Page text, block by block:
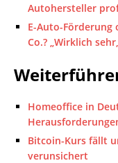
Autohersteller
E-Auto-
Co.? „Wirklich
Homeoffice in
Bitcoin-Kurs fällt
verunsichert